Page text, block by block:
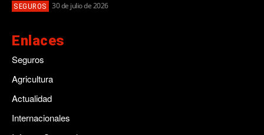
SEGUROS 30 de julio de 2026
Enlaces
Seguros
Agricultura
Actualidad
Internacionales